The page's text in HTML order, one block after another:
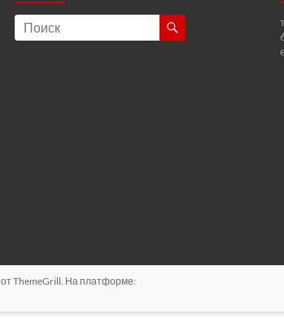
от ThemeGrill. На платформе: